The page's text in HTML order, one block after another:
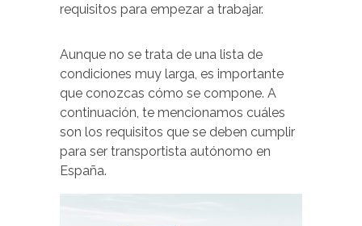
requisitos para empezar a trabajar.
Aunque no se trata de una lista de
condiciones muy larga, es importante
que conozcas cómo se compone. A
continuación, te mencionamos cuáles
son los requisitos que se deben cumplir
para ser transportista autónomo en
España.